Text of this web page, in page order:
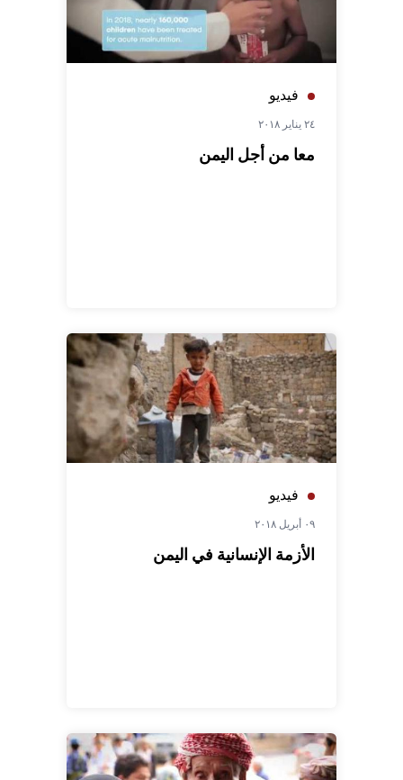
فيديو
٢٤ يناير ٢٠١٨
معا من أجل اليمن
فيديو
٠٩ أبريل ٢٠١٨
الأزمة الإنسانية في اليمن